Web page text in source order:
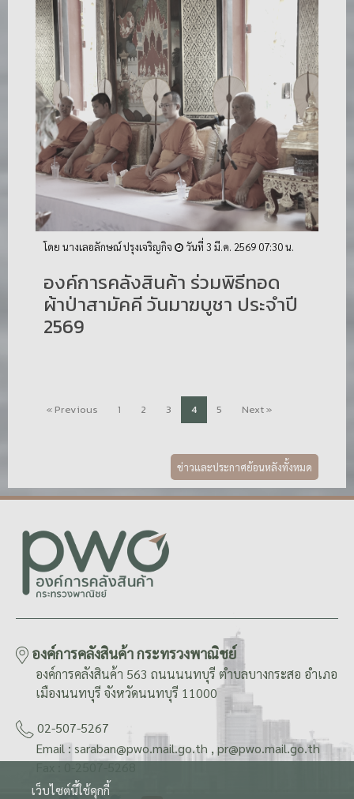
โดย นางเลอลักษณ์ ปรุงเจริญกิจ วันที่ 3 มี.ค. 2569 07:30 น.
องค์การคลังสินค้า ร่วมพิธีทอด
ผ้าป่าสามัคคี วันมาฆบูชา ประจำปี
2569
« Previous 1 2 3 4 5 Next »
ข่าวและประกาศย้อนหลังทั้งหมด
องค์การคลังสินค้า กระทรวงพาณิชย์
องค์การคลังสินค้า 563 ถนนนนทบุรี ตำบลบางกระสอ อำเภอ
เมืองนนทบุรี จังหวัดนนทบุรี 11000
02-507-5267
Email : saraban@pwo.mail.go.th , pr@pwo.mail.go.th
Fax : 0-2507-5268
เว็บไซต์นี้ใช้คุกกี้